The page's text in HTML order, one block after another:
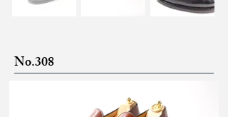
No.308